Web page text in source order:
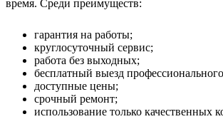
время. Среди преимуществ:
гарантия на работы;
круглосуточный сервис;
работа без выходных;
бесплатный выезд
доступные цены;
срочный ремонт;
использование только качественных